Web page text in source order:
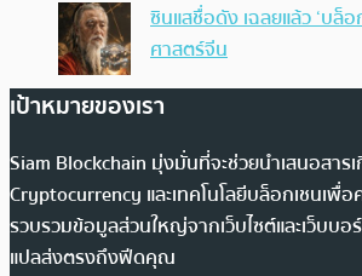
ซินแสชื่อดัง เฉลยแล้ว ‘บล็อ
ศาสตร์จีน
เป้าหมายของเรา
Siam Blockchain มุ่งมั่นที่จะช่วยนำเสนอสาร
Cryptocurrency และเทคโนโลยีบล็อกเชนเพื่อ
รวบรวมข้อมูลส่วนใหญ่จากเว็บไซต์และเว็บบอ
แปลส่งตรงถึงฟีดคุณ